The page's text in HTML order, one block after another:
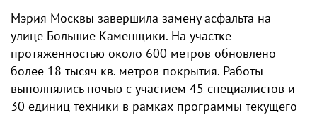
Мэрия Москвы завершила замену асфальта на
улице Большие Каменщики. На участке
протяженностью около 600 метров обновлено
более 18 тысяч кв. метров покрытия. Работы
выполнялись ночью с участием 45 специалистов и
30 единиц техники в рамках программы текущего